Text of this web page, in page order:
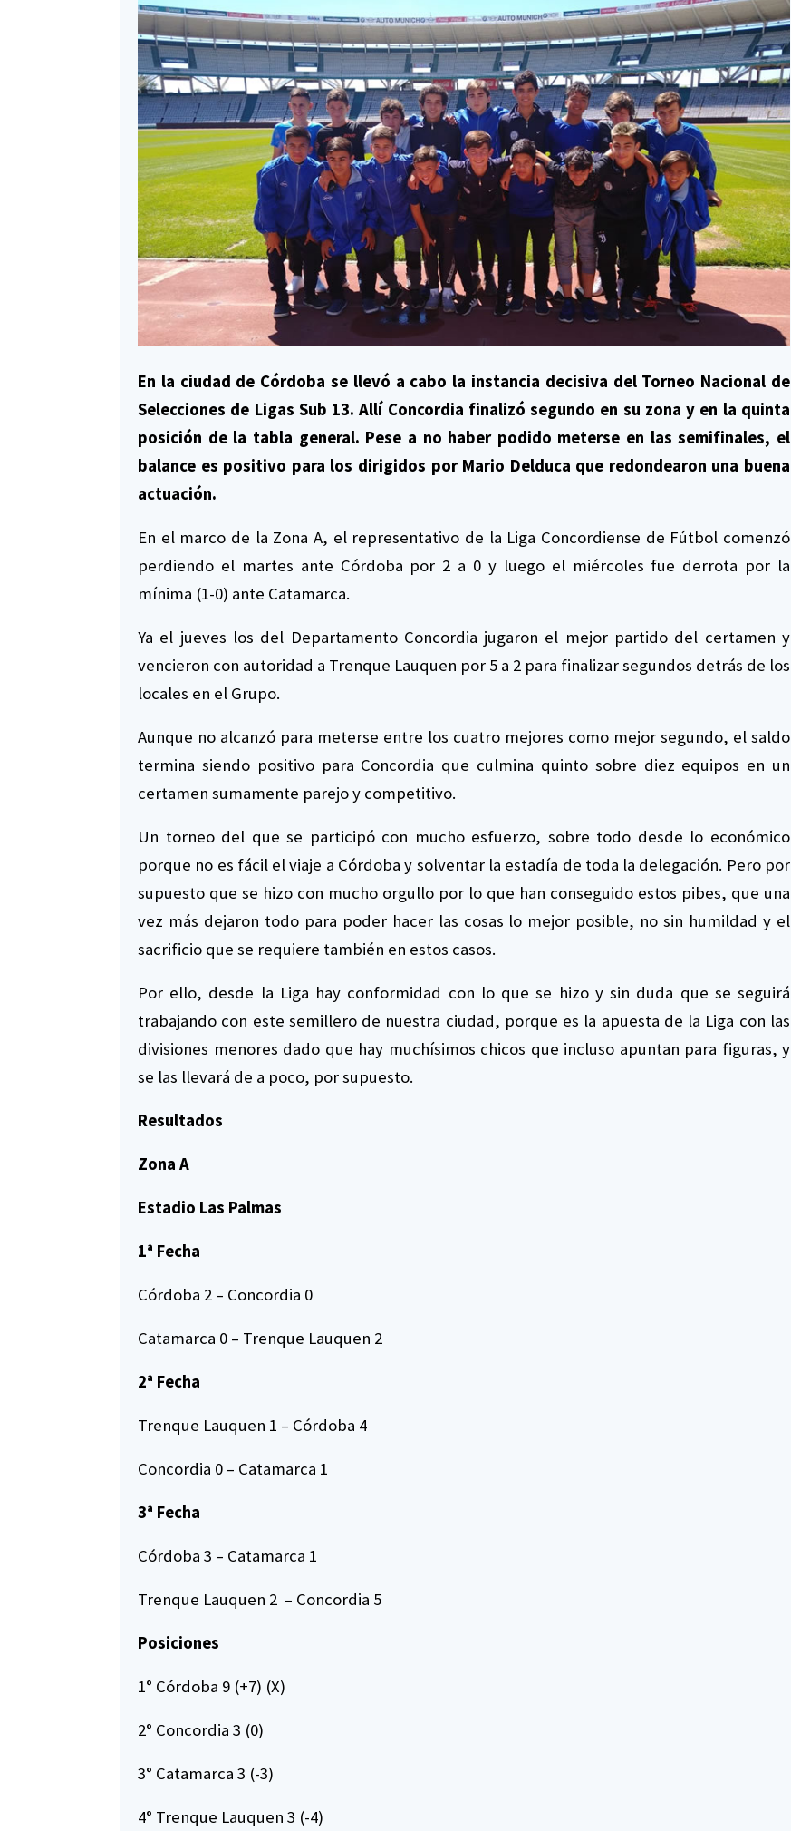
En la ciudad de Córdoba se llevó a cabo la instancia decisiva del Torneo Nacional de
Selecciones de Ligas Sub 13. Allí Concordia finalizó segundo en su zona y en la quinta
posición de la tabla general. Pese a no haber podido meterse en las semifinales, el
balance es positivo para los dirigidos por Mario Delduca que redondearon una buena
actuación.
En el marco de la Zona A, el representativo de la Liga Concordiense de Fútbol comenzó
perdiendo el martes ante Córdoba por 2 a 0 y luego el miércoles fue derrota por la
mínima (1-0) ante Catamarca.
Ya el jueves los del Departamento Concordia jugaron el mejor partido del certamen y
vencieron con autoridad a Trenque Lauquen por 5 a 2 para finalizar segundos detrás de los
locales en el Grupo.
Aunque no alcanzó para meterse entre los cuatro mejores como mejor segundo, el saldo
termina siendo positivo para Concordia que culmina quinto sobre diez equipos en un
certamen sumamente parejo y competitivo.
Un torneo del que se participó con mucho esfuerzo, sobre todo desde lo económico
porque no es fácil el viaje a Córdoba y solventar la estadía de toda la delegación. Pero por
supuesto que se hizo con mucho orgullo por lo que han conseguido estos pibes, que una
vez más dejaron todo para poder hacer las cosas lo mejor posible, no sin humildad y el
sacrificio que se requiere también en estos casos.
Por ello, desde la Liga hay conformidad con lo que se hizo y sin duda que se seguirá
trabajando con este semillero de nuestra ciudad, porque es la apuesta de la Liga con las
divisiones menores dado que hay muchísimos chicos que incluso apuntan para figuras, y
se las llevará de a poco, por supuesto.
Resultados
Zona A
Estadio Las Palmas
1ª Fecha
Córdoba 2 – Concordia 0
Catamarca 0 – Trenque Lauquen 2
2ª Fecha
Trenque Lauquen 1 – Córdoba 4
Concordia 0 – Catamarca 1
3ª Fecha
Córdoba 3 – Catamarca 1
Trenque Lauquen 2 – Concordia 5
Posiciones
1° Córdoba 9 (+7) (X)
2° Concordia 3 (0)
3° Catamarca 3 (-3)
4° Trenque Lauquen 3 (-4)